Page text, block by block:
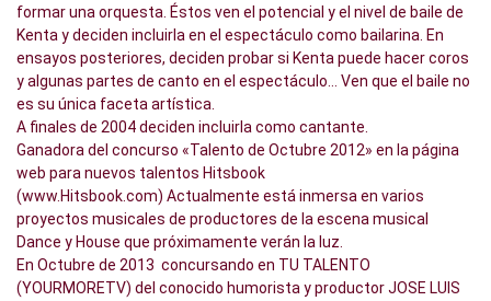
formar una orquesta. Éstos ven el potencial y el nivel de baile de
Kenta y deciden incluirla en el espectáculo como bailarina. En
ensayos posteriores, deciden probar si Kenta puede hacer coros
y algunas partes de canto en el espectáculo… Ven que el baile no
es su única faceta artística.
A finales de 2004 deciden incluirla como cantante.
Ganadora del concurso «Talento de Octubre 2012» en la página
web para nuevos talentos Hitsbook
(www.Hitsbook.com) Actualmente está inmersa en varios
proyectos musicales de productores de la escena musical
Dance y House que próximamente verán la luz.
En Octubre de 2013 concursando en TU TALENTO
(YOURMORETV) del conocido humorista y productor JOSE LUIS